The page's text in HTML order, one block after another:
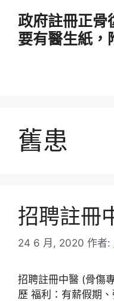
政府註冊正骨
要有醫生紙，
舊患
招聘註冊
24 6 月, 2020 作者:
招聘註冊中醫 (骨傷
歷 福利：有薪假期